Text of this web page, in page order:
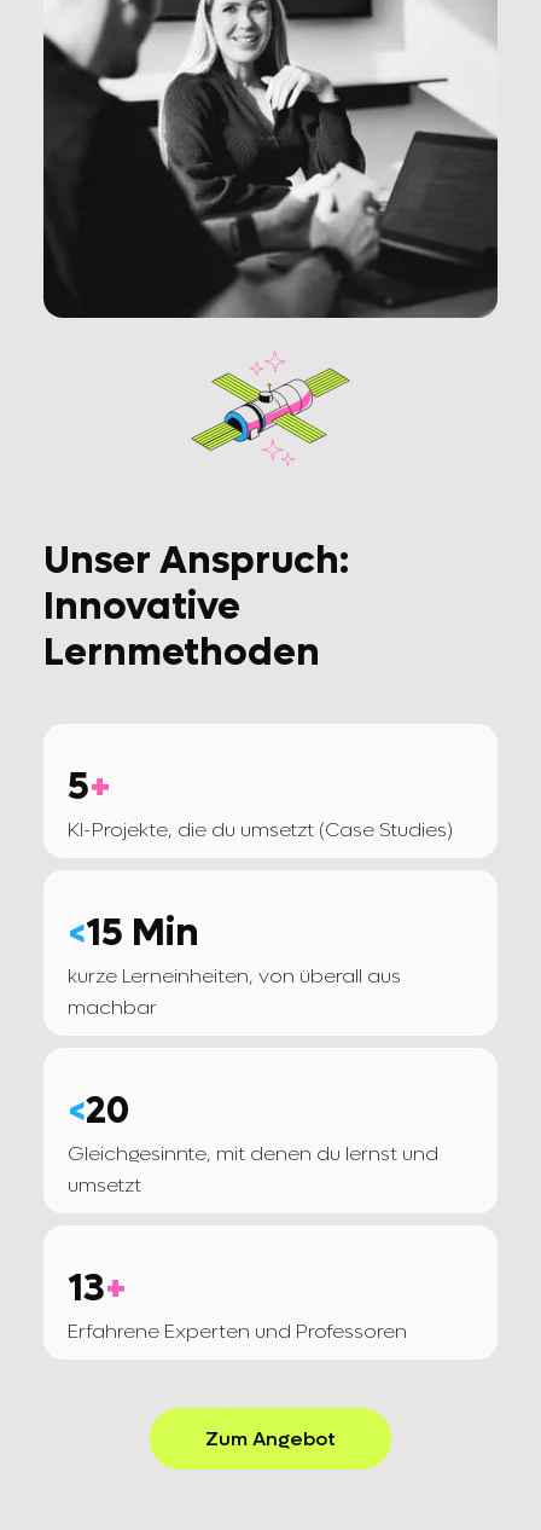
Unser Anspruch:
Innovative
Lernmethoden
5+
KI-Projekte, die du umsetzt (Case Studies)
<15 Min
kurze Lerneinheiten, von überall aus
machbar
<20
Gleichgesinnte, mit denen du lernst und
umsetzt
13+
Erfahrene Experten und Professoren
Zum Angebot